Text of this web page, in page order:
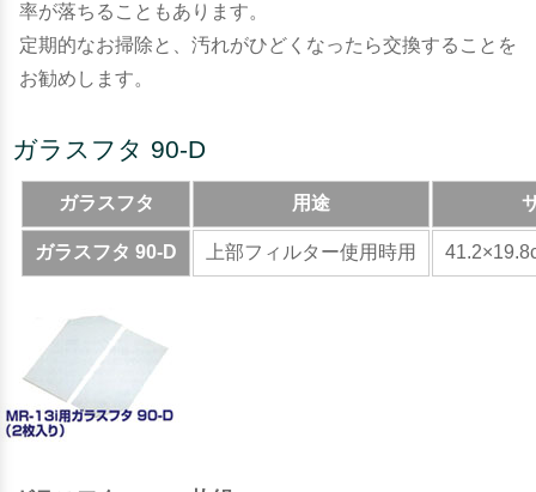
率が落ちることもあります。
定期的なお掃除と、汚れがひどくなったら交換することを
お勧めします。
ガラスフタ 90-D
ガラスフタ 用途
ガラスフタ 90-D 上部フィルター使用時用